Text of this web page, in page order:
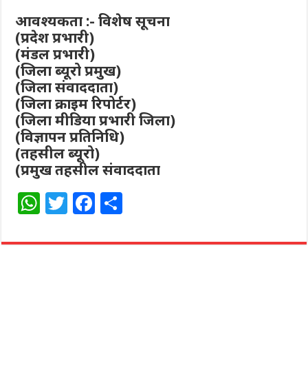
आवश्यकता :- विशेष सूचना
(प्रदेश प्रभारी)
(मंडल प्रभारी)
(जिला ब्यूरो प्रमुख)
(जिला संवाददाता)
(जिला क्राइम रिपोर्टर)
(जिला मीडिया प्रभारी जिला)
(विज्ञापन प्रतिनिधि)
(तहसील ब्यूरो)
(प्रमुख तहसील संवाददाता
W
at
T
itt
F
c ar